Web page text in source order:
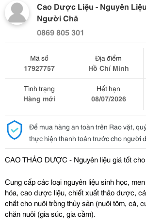
Cao Dược Liệu - Nguyên
Người Chă
0869 805 301
Mã số
17927757
Địa điểm
Hồ Chí Minh
Tình trạng
Hàng mới
Hết hạn
08/07/2026
Để mua hàng an toàn trên Rao vặt,
thực hiện thanh toán trước cho người
CAO THẢO DƯỢC - Nguyên liệu giá tốt
Cung cấp các loại nguyên liệu sinh học,
hóa, cao dược liệu, chiết xuất thảo dược,
chất cho nuôi trồng thủy sản (nuôi tôm, cá,
chăn nuôi (gia súc, gia cầm).